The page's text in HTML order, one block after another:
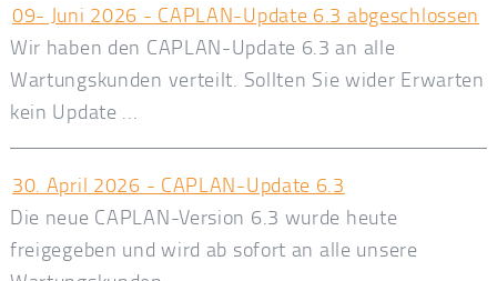
09- Juni 2026 - CAPLAN-Update 6.3 abgeschlossen
Wir haben den CAPLAN-Update 6.3 an alle
Wartungskunden verteilt. Sollten Sie wider Erwarten
kein Update ...
30. April 2026 - CAPLAN-Update 6.3
Die neue CAPLAN-Version 6.3 wurde heute
freigegeben und wird ab sofort an alle unsere